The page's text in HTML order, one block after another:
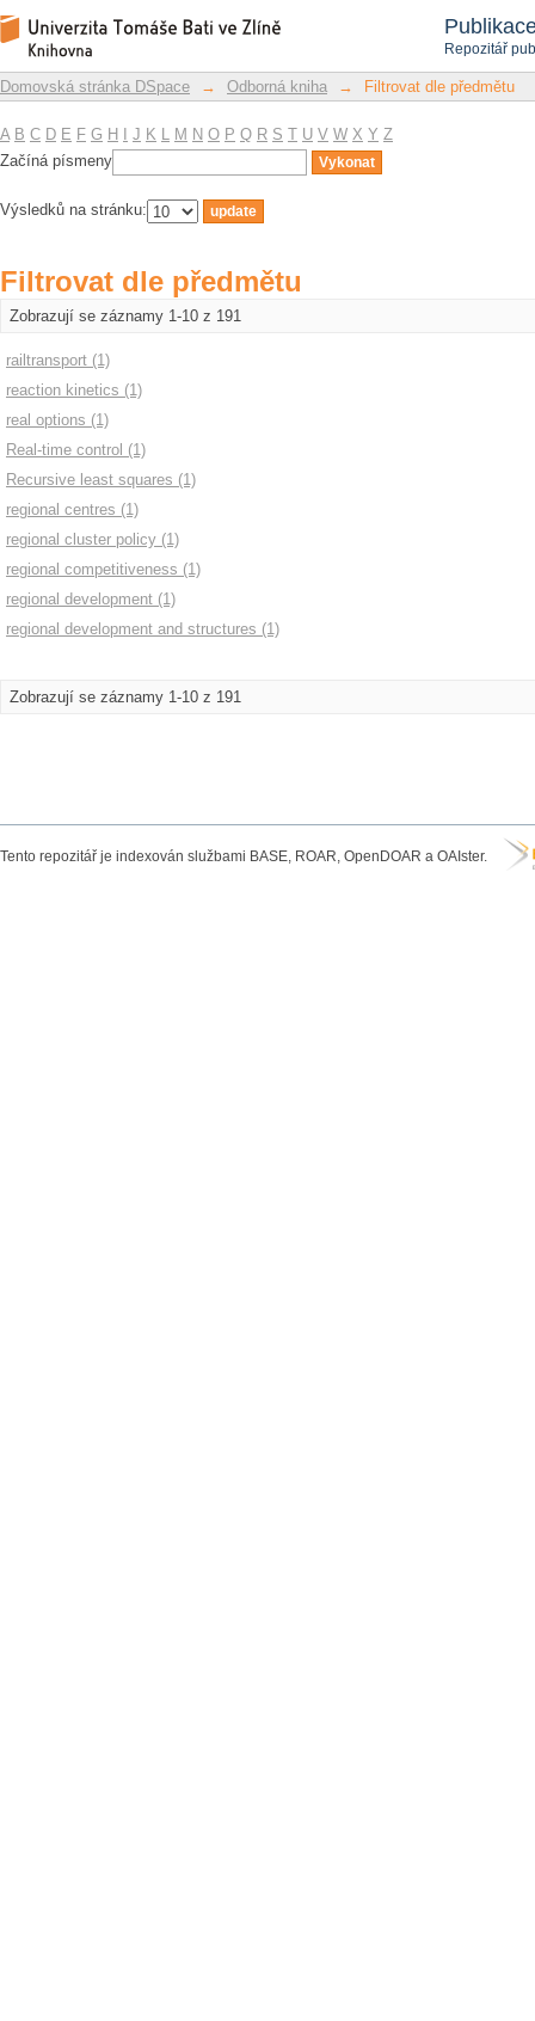
Repozitář
Filtrovat dle předmětu
Repozitář DSpace/Manakin
Domovská stránka DSpace → Odborná kniha → Filtrovat dle předmětu
A B C D E F G H J K L M N O P Q R S T U V W X Y Z
Začíná písmeny
Výsledků na stránku:
Filtrovat dle předmětu
Zobrazují se záznamy 1-10 z 191
railtransport (1)
reaction kinetics (1)
real options (1)
Real-time control (1)
Recursive least squares (1)
regional centres (1)
regional cluster policy (1)
regional competitiveness (1)
regional development (1)
regional development and structures (1)
Zobrazují se záznamy 1-10 z 191
Tento repozitář je indexován službami BASE, ROAR, OpenDOAR a OAIster.